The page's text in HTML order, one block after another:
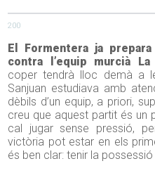
200
El Formentera ja
contra l’equip murcià
coper tendrà lloc demà a
Sanjuan estudiava amb
dèbils d’un equip, a priori,
creu que aquest partit és un
cal jugar sense pressió,
victòria pot estar en els
és ben clar: tenir la